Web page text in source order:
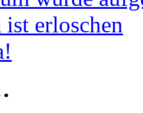
erloschen